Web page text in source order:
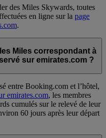
des Miles Skywards, toutes
en ligne sur la page
.
Miles correspondant à
sur emirates.com ?
entre Booking.com et l’hôtel,
emirates.com, les membres
cumulés sur le relevé de leur
60 jours après leur départ